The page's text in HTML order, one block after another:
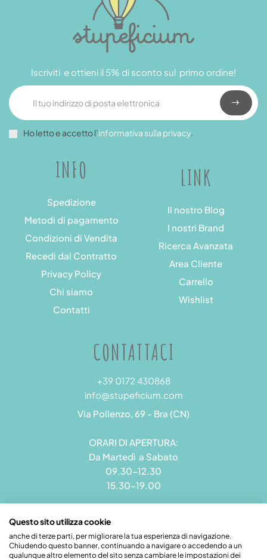
INFO
Spedizione
Metodi di pagamento
Condizioni di Vendita
Recedi dal Contratto
Privacy Policy
Chi siamo
Contatti
LINK
Il nostro Blog
I nostri Brand
Ricerca Avanzata
Area Cliente
Carrello
Wishlist
Iscriviti e ottieni il 5% di sconto sul primo ordine!
Ho letto e accetto l’informativa sulla privacy.
CONTATTACI
+39 0172 430868
info@stupeficium.com
Via Pollenzo, 69 - Bra (CN)
ORARI DI APERTURA:
Da Martedì a Sabato
09.30-12.30
15.30-19.00
Stupeficium di Carena Diego | Rea CN - 265823 | P.I.
Questo sito utilizza cookie
anche di terze parti, per migliorare la tua esperienza di navigazione.
Chiudendo questo banner, continuando a navigare o accedendo a un
qualunque altro elemento del sito senza cambiare le impostazioni dei